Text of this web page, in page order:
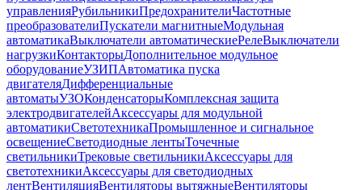
управленияРубильникиПредохранителиЧастотные
преобразователиПускатели магнитныеМодульная
автоматикаВыключатели автоматическиеРелеВыключатели
нагрузкиКонтакторыДополнительное модульное
оборудованиеУЗИПАвтоматика пуска
двигателяДифференциальные
автоматыУЗОКонденсаторыКомплексная защита
электродвигателейАксессуары для модульной
автоматикиСветотехникаПромышленное и сигнальное
освещениеСветодиодные лентыТочечные
светильникиТрековые светильникиАксессуары для
светотехникиАксессуары для светодиодных
лентВентиляцияВентиляторы вытяжныеВентиляторы